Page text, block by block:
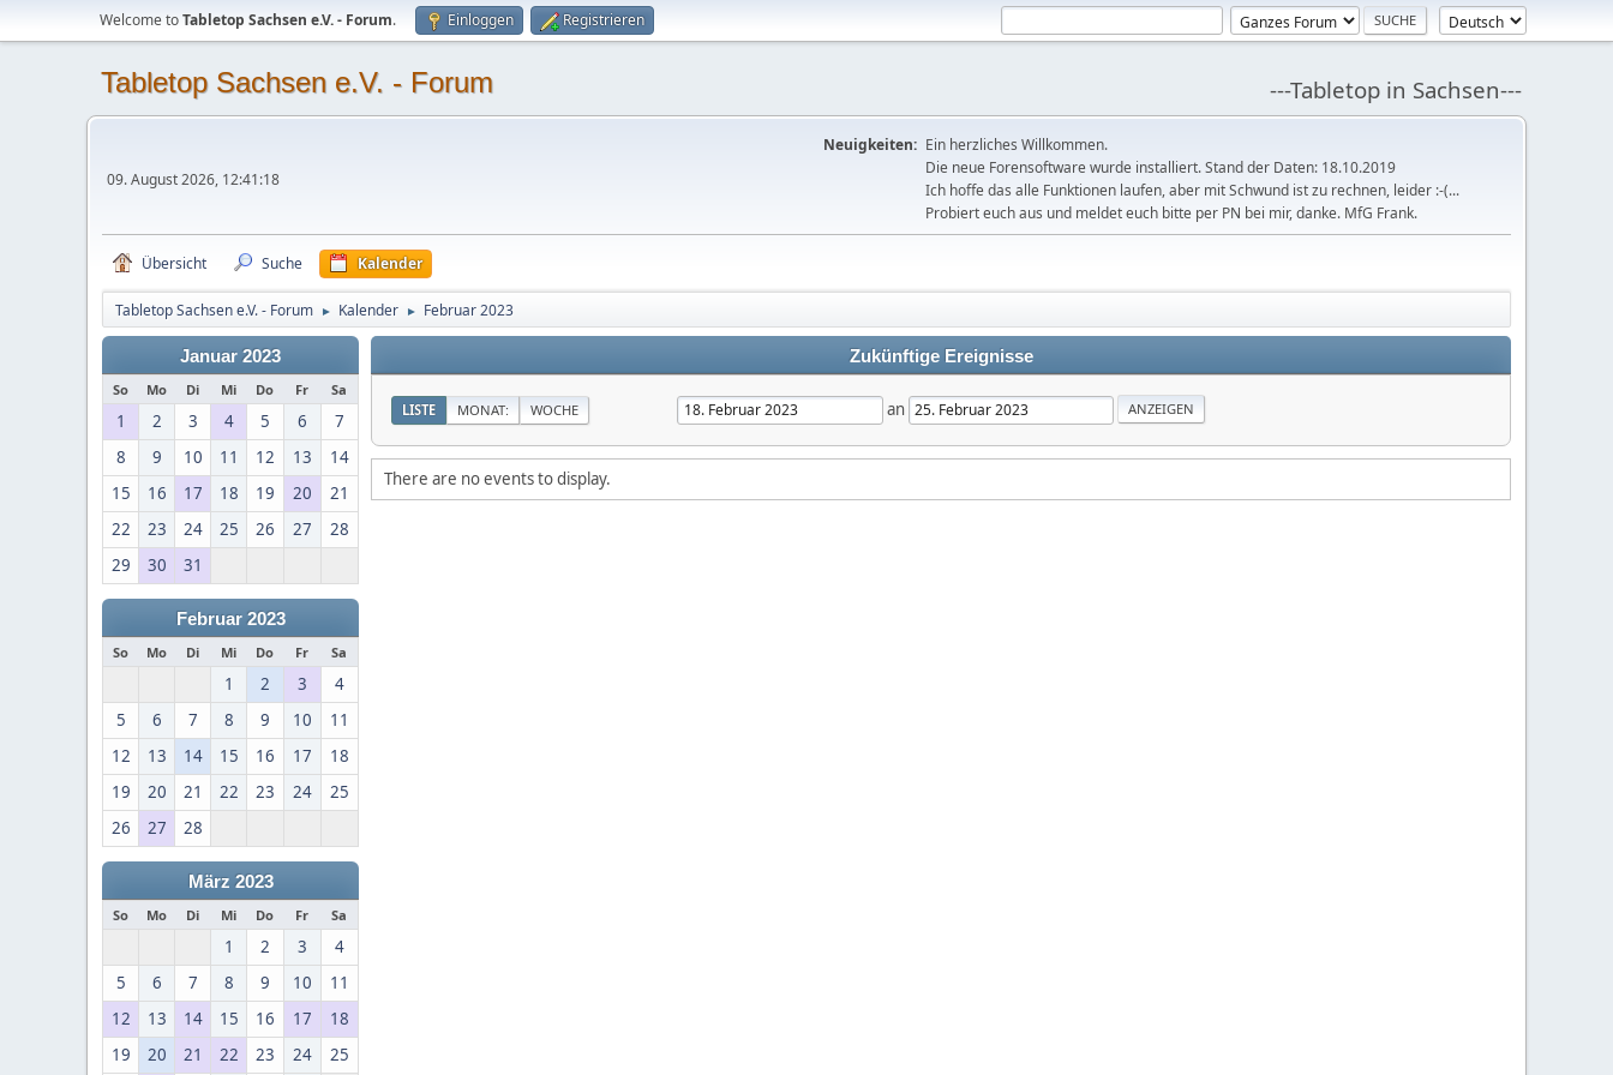
Welcome toTabletop Sachsen e.V. - Forum. Einloggen Registrieren
Tabletop Sachsen e.V. - Forum ---Tabletop in Sachsen---
09. August 2026, 12:41:18
Neuigkeiten: Ein herzliches Willkommen.
Die neue Forensoftware wurde installiert. Stand der Daten: 18.10.2019
Ich hoffe das alle Funktionen laufen, aber mit Schwund ist zu rechnen, leider :-(...
Probiert euch aus und meldet euch bitte per PN bei mir, danke. MfG Frank.
Übersicht Suche Kalender
Tabletop Sachsen e.V. - Forum ► Kalender ► Februar 2023
Januar 2023
So Mo Di Mi Do Fr Sa
1 2 3 4 5 6
7
8
9 10 11 12 13
14
15
16 17 18 19 20
21
22
23 24 25 26 27
28
29
30 31
Februar 2023
So Mo Di Mi Do Fr Sa
1 2 3
4
5
6 7 8 9 10
11
12
13 14 15 16 17
18
19
20 21 22 23 24
25
26
27 28
März 2023
So Mo Di Mi Do Fr Sa
1 2 3
4
5
6 7 8 9 10
11
12
13 14 15 16 17
18
19
20 21 22 23 24 25
Zukünftige Ereignisse
LISTE MONAT: WOCHE an
There are no events to display.